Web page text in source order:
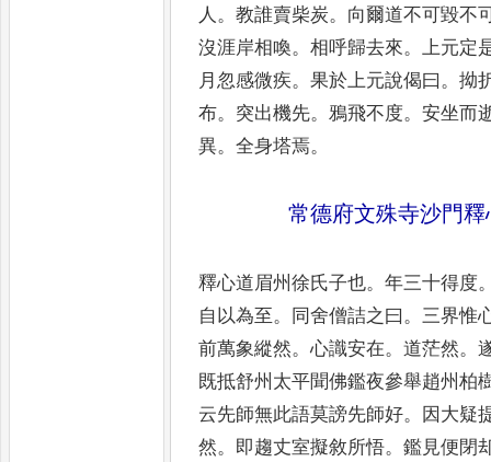
人 。教誰賣柴炭。 向爾道不可毀不
沒涯岸相喚。相呼歸去來。上元定
月忽感微疾。果於上元說偈曰。拗
布。 突出機先。鴉飛不度。安坐而
異。全身塔焉。
常德府文殊寺沙門
釋心道眉州徐氏子也。年三十得度
自以為至。 同舍僧詰之曰 。三界惟
前萬象縱然。心識安在。道茫然。
既抵舒州太平聞佛鑑夜參舉趙州柏
云先師無此語莫謗先師好。
因大疑
然。 即趨丈室擬敘所悟。鑑見便閉